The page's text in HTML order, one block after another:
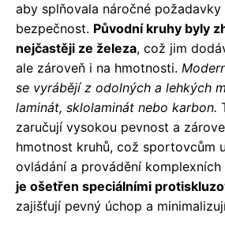
aby splňovala náročné
bezpečnost. Původní kruhy byly
nejčastěji ze železa, což jim
ale zároveň i na hmotnosti.
se vyrábějí z odolných a lehkých
laminát, sklolaminát nebo karbon.
zaručují vysokou pevnost a
hmotnost kruhů, což sportovcům
ovládání a provádění komplexních
je ošetřen speciálními
zajišťují pevný úchop a